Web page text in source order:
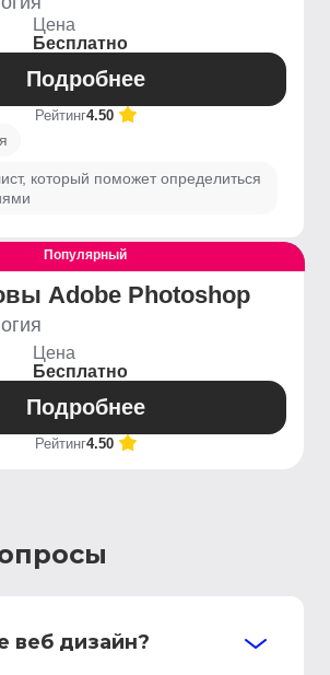
Цена
Бесплатно
Подробнее
Рейтинг4.50
который поможет определиться
Выгодный
Популярный
Adobe Photoshop
Цена
Бесплатно
Подробнее
Рейтинг4.50
веб дизайн?